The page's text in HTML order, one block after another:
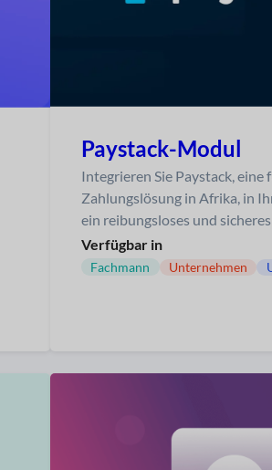
Paystack-Modul
Integrieren Sie Paystack, eine
Zahlungslösung in Afrika, in
ein reibungsloses und
Verfügbar in
Fachmann Unternehmen